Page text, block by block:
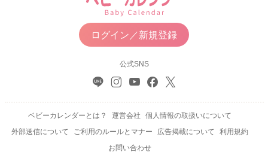
ログイン／新規登録
公式SNS
ベビーカレンダーとは？ 運営会社
個人情報の取扱いについて
外部送信について
ご利用のルールとマナー 広告掲載について
利用規約
お問い合わせ